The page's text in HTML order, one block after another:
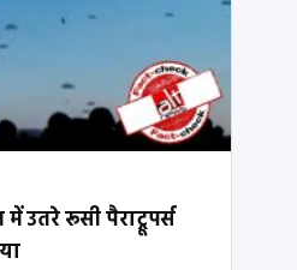
उतरे रूसी पैराट्रूपर्स